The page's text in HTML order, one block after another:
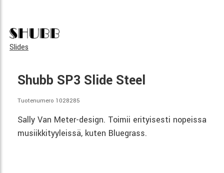
Slides
Shubb SP3 Slide Steel
Tuotenumero 1028285
Sally Van Meter-design. Toimii erityisesti nopeissa
musiikkityyleissä, kuten Bluegrass.